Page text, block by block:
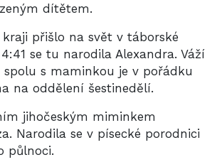
dítětem.
přišlo na svět v táborské
se tu narodila Alexandra. Váží
spolu s maminkou je v pořádku
na oddělení šestinedělí.
jihočeským miminkem
Narodila se v písecké porodnici
půlnoci.